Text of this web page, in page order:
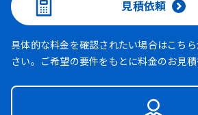
見積依頼
具体的な料金を確認されたい場合はこち
さい。ご希望の要件をもとに料金のお見積